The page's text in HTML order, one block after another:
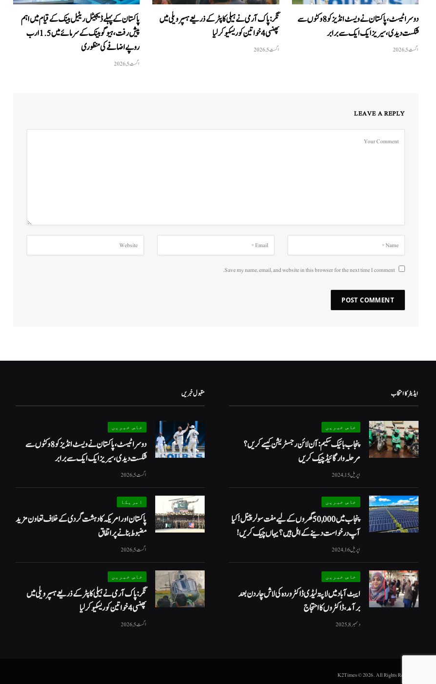
دوسرا ٹیسٹ، پاکستان نے ویسٹ انڈیز کو 8 وکٹوں سے
شکست دیدی، سیریز ایک ایک سے برابر
اگست 5, 2026
نگر: پاک آرمی نے ہیلی کاپٹر کے ذریعے ہسپر ویلی میں
پھنسی 4 خواتین کو ریسکیو کرلیا
اگست 5, 2026
پاکستان کے پہلے ڈیجیٹل ریٹیل بینک کے قیام میں اہم
پیش رفت، ہیوگو بینک کے سرمائے میں 1.5 ارب
روپے اضافے کی منظوری
اگست 5, 2026
LEAVE A REPLY
Save my name, email, and website in this browser for the next time I comment.
ایڈیٹر کا انتخاب
خاص خبریں
پنجاب بائیک سکیم: آن لائن رجسٹریشن کیسے کریں؟
مرحلہ وار گائیڈ چیک کریں
اپریل 15, 2024
خاص خبریں
پنجاب میں 50,000 گھروں کے لیے مفت سولر پینل! کیا
آپ درخواست دینے کے اہل ہیں؟ یہاں چیک کریں!
اپریل 16, 2024
خاص خبریں
ایبٹ آباد میں لاپتہ لیڈی ڈاکٹر وردہ کی لاش چار دن بعد
برآمد، ڈاکٹروں کا احتجاج
دسمبر 8, 2025
مقبول خبریں
خاص خبریں
دوسرا ٹیسٹ، پاکستان نے ویسٹ انڈیز کو 8 وکٹوں سے
شکست دیدی، سیریز ایک ایک سے برابر
اگست 5, 2026
امریکا
پاکستان اور امریکہ کا دہشت گردی کے خلاف تعاون مزید
مضبوط بنانے پر اتفاق
اگست 5, 2026
خاص خبریں
نگر: پاک آرمی نے ہیلی کاپٹر کے ذریعے ہسپر ویلی میں
پھنسی 4 خواتین کو ریسکیو کرلیا
اگست 5, 2026